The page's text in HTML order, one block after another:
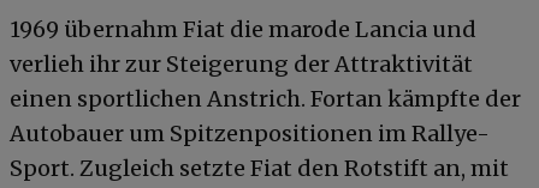
1969 übernahm Fiat die marode Lancia und
verlieh ihr zur Steigerung der Attraktivität
einen sportlichen Anstrich. Fortan kämpfte der
Autobauer um Spitzenpositionen im Rallye-
Sport. Zugleich setzte Fiat den Rotstift an, mit